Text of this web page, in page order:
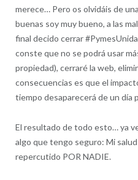
merece… Pero os olvidáis de
buenas soy muy bueno, a las
final decido cerrar
conste que no se podrá usar
propiedad), cerraré la web,
consecuencias es que el
tiempo desaparecerá de un día
El resultado de todo esto… ya
algo que tengo seguro: Mi
repercutido POR NADIE.